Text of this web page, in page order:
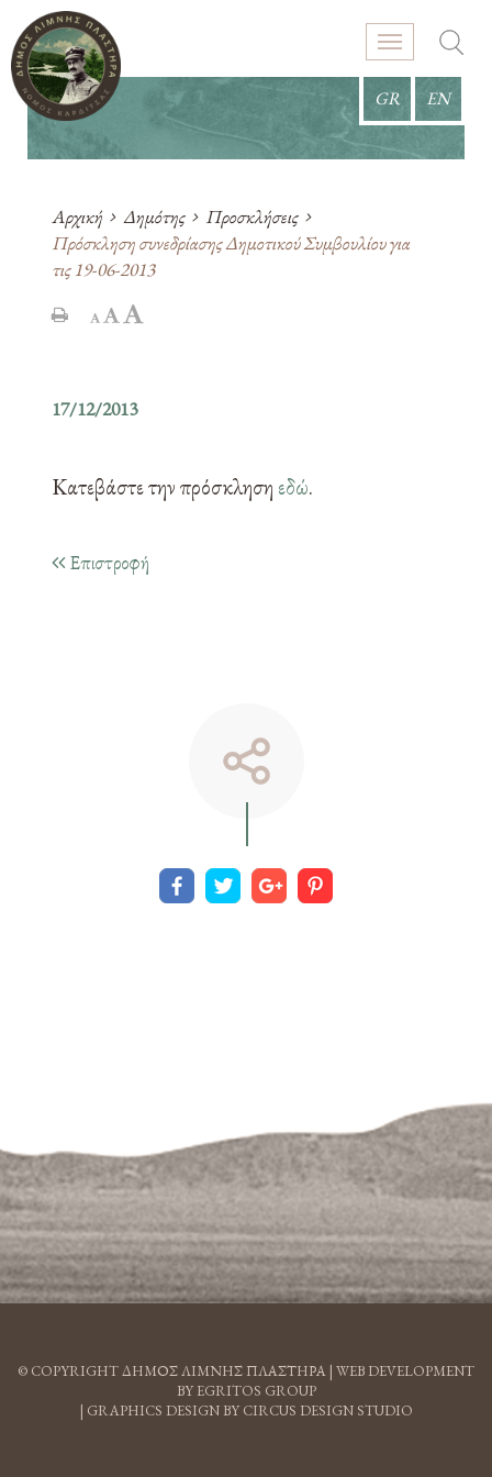
GR EN
Αρχική Δημότης
Προσκλήσεις
Πρόσκληση συνεδρίασης Δημοτικού Συμβουλίου για
τις 19-06-2013
17/12/2013
Κατεβάστε την πρόσκληση εδώ.
Επιστροφή
© COPYRIGHT ΔΗΜΟΣ ΛΙΜΝΗΣ ΠΛΑΣΤΗΡΑ | WEB DEVELOPMENT
BY EGRITOS GROUP
| GRAPHICS DESIGN BY CIRCUS DESIGN STUDIO